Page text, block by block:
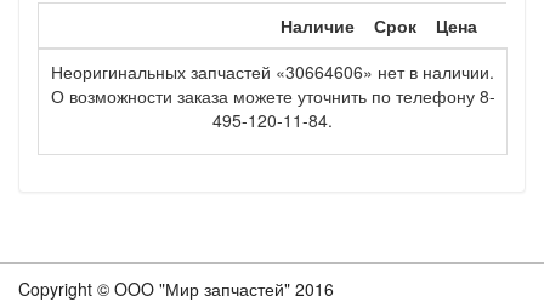
Наличие Срок
Цена
Неоригинальных запчастей «30664606» нет в наличии.
О возможности заказа можете уточнить по телефону 8-
495-120-11-84.
Copyright © OOO "Мир запчастей" 2016